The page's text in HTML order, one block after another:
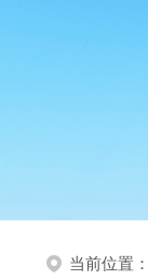
当前位置：